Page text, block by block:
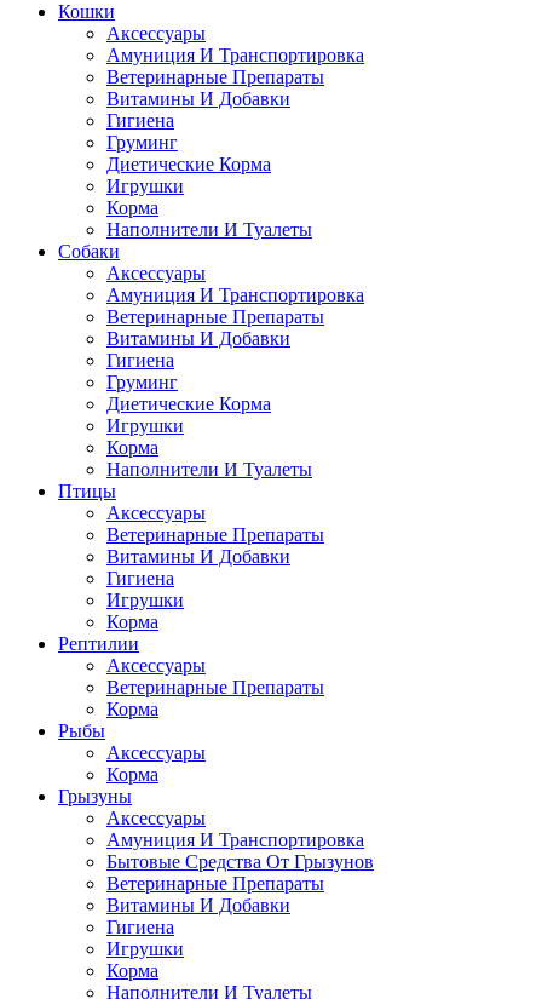
Кошки
Аксессуары
Амуниция И Транспортировка
Ветеринарные Препараты
Витамины И Добавки
Гигиена
Груминг
Диетические Корма
Игрушки
Корма
Наполнители И Туалеты
Собаки
Аксессуары
Амуниция И Транспортировка
Ветеринарные Препараты
Витамины И Добавки
Гигиена
Груминг
Диетические Корма
Игрушки
Корма
Наполнители И Туалеты
Птицы
Аксессуары
Ветеринарные Препараты
Витамины И Добавки
Гигиена
Игрушки
Корма
Рептилии
Аксессуары
Ветеринарные Препараты
Корма
Рыбы
Аксессуары
Корма
Грызуны
Аксессуары
Амуниция И Транспортировка
Бытовые Средства От Грызунов
Ветеринарные Препараты
Витамины И Добавки
Гигиена
Игрушки
Корма
Наполнители И Туалеты